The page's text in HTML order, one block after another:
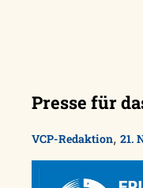
Presse für
VCP-Redaktion, 21.